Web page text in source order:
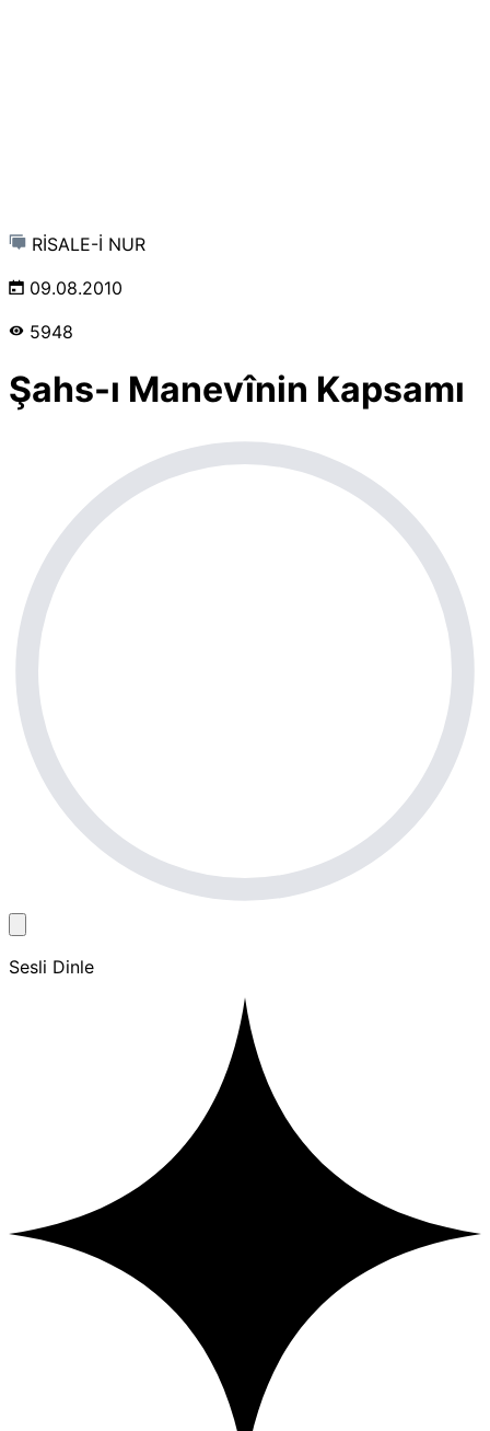
RİSALE-İ NUR
09.08.2010
5948
Şahs-ı Manevînin Kapsamı
Sesli Dinle